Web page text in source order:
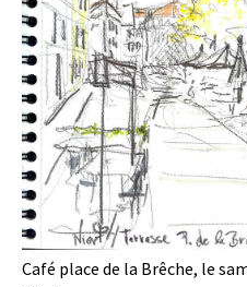
Café place de la Brêche, le